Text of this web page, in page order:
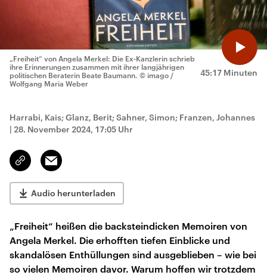
45:17 Minuten
„Freiheit“ von Angela Merkel: Die Ex-Kanzlerin schrieb
ihre Erinnerungen zusammen mit ihrer langjährigen
politischen Beraterin Beate Baumann. © imago /
Wolfgang Maria Weber
Harrabi, Kais; Glanz, Berit; Sahner, Simon; Franzen, Johannes
| 28. November 2024, 17:05 Uhr
Link
kopieren/teilen
Email
Audio herunterladen
„Freiheit“ heißen die backsteindicken Memoiren von
Angela Merkel. Die erhofften tiefen Einblicke und
skandalösen Enthüllungen sind ausgeblieben – wie bei
so vielen Memoiren davor. Warum hoffen wir trotzdem